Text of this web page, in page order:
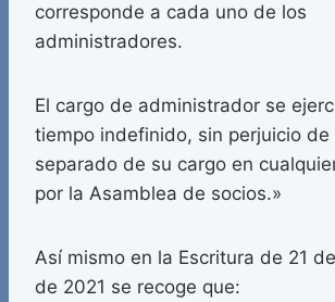
corresponde a cada uno de los
administradores.
El cargo de administrador se
tiempo indefinido, sin perjuicio de
separado de su cargo en
por la Asamblea de socios.»
Así mismo en la Escritura de 21
de 2021 se recoge que: